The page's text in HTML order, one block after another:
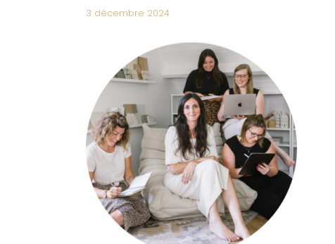
3 décembre 2024